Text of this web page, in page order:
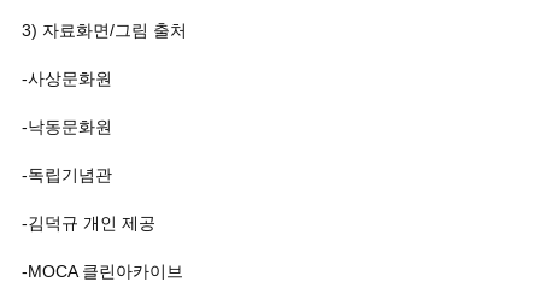
3) 자료화면/그림 출처
-사상문화원
-낙동문화원
-독립기념관
-김덕규 개인 제공
-MOCA 클린아카이브